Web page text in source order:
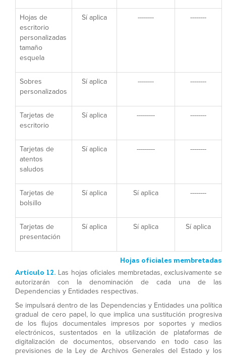
Hojas de
escritorio
personalizadas
tamaño
esquela
Sí aplica -------- --------
Sobres
personalizados
Sí aplica -------- --------
Tarjetas de
escritorio
Sí aplica --------- --------
Tarjetas de
atentos
saludos
Sí aplica --------- --------
Tarjetas de
bolsillo
Sí aplica Sí aplica --------
Tarjetas de
presentación
Sí aplica Sí aplica Sí aplica
Hojas oficiales membretadas
Artículo 12. Las hojas oficiales membretadas, exclusivamente se
autorizarán con la denominación de cada una de las
Dependencias y Entidades respectivas.
Se impulsará dentro de las Dependencias y Entidades una política
gradual de cero papel, lo que implica una sustitución progresiva
de los flujos documentales impresos por soportes y medios
electrónicos, sustentados en la utilización de plataformas de
digitalización de documentos, observando en todo caso las
previsiones de la Ley de Archivos Generales del Estado y los